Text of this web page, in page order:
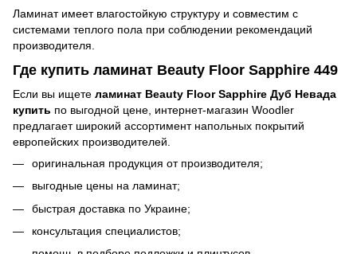
Ламинат имеет влагостойкую структуру и совместим с
системами теплого пола при соблюдении рекомендаций
производителя.
Где купить ламинат Beauty Floor Sapphire 449
Если вы ищете ламинат Beauty Floor Sapphire Дуб Невада
купить по выгодной цене, интернет-магазин Woodler
предлагает широкий ассортимент напольных покрытий
европейских производителей.
оригинальная продукция от производителя;
выгодные цены на ламинат;
быстрая доставка по Украине;
консультация специалистов;